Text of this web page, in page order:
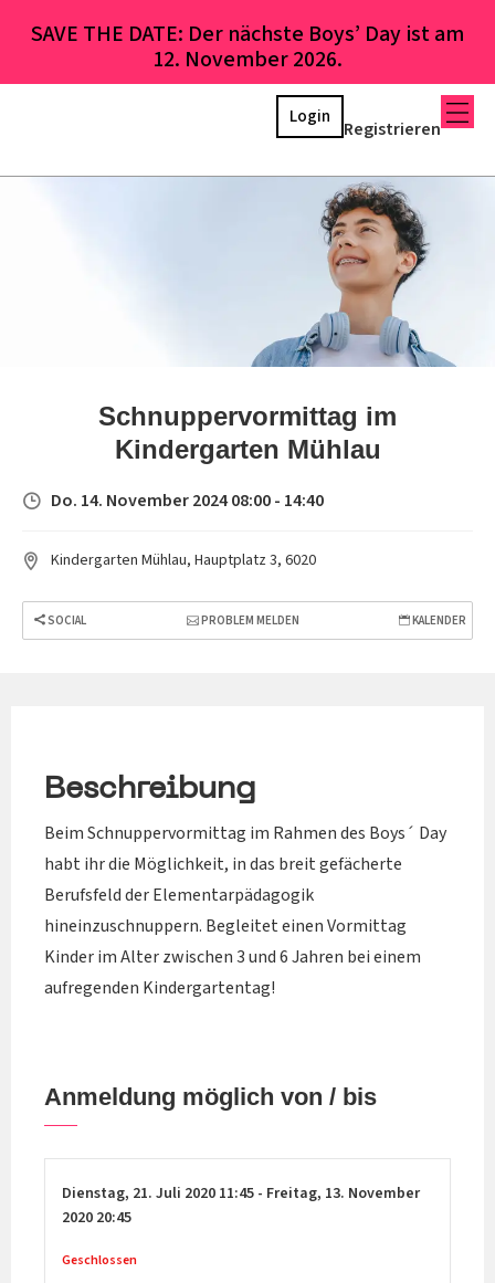
SAVE THE DATE: Der nächste Boys’ Day ist am
12. November 2026.
Registrieren
Login
Schnuppervormittag im
Kindergarten Mühlau
Do. 14. November 2024 08:00 - 14:40
Kindergarten Mühlau, Hauptplatz 3, 6020
SOCIAL PROBLEM MELDEN KALENDER
Beschreibung
Beim Schnuppervormittag im Rahmen des Boys´ Day
habt ihr die Möglichkeit, in das breit gefächerte
Berufsfeld der Elementarpädagogik
hineinzuschnuppern. Begleitet einen Vormittag
Kinder im Alter zwischen 3 und 6 Jahren bei einem
aufregenden Kindergartentag!
Anmeldung möglich von / bis
Dienstag, 21. Juli 2020 11:45 - Freitag, 13. November
2020 20:45
Geschlossen